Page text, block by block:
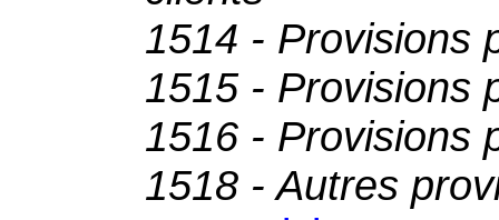
1514 - Provisions
1515 - Provisions
1516 - Provisions
1518 - Autres